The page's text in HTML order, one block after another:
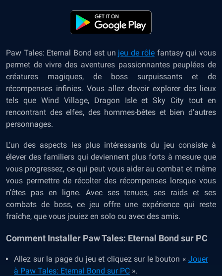
Paw Tales: Eternal Bond est un jeu de rôlefantasy qui vous
permet de vivre des aventures passionnantes peuplées de
créatures magiques, de boss surpuissants et de
récompenses infinies. Vous allez devoir explorer des lieux
tels que Wind Village, Dragon Isle et Sky City tout en
rencontrant des elfes, des hommes-bêtes et bien d’autres
personnages.
L’un des aspects les plus intéressants du jeu consiste à
élever des familiers qui deviennent plus forts à mesure que
vous progressez, ce qui peut vous aider au combat et même
vous permettre de récolter des récompenses lorsque vous
n’êtes pas en ligne. Avec ses tenues, ses raids et ses
combats de boss, ce jeu offre une expérience qui reste
fraîche, que vous jouiez en solo ou avec des amis.
Comment Installer Paw Tales: Eternal Bond sur PC
Allez sur la page du jeu et cliquez sur le bouton « Jouer
à Paw Tales: Eternal Bond sur PC ».